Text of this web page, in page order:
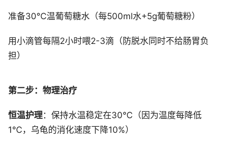
准备30℃温葡萄糖水（每500ml水+5g葡萄糖粉）
用小滴管每隔2小时喂2-3滴（防脱水同时不给肠胃负
担）
第二步：物理治疗
恒温护理：保持水温稳定在30℃（因为温度每降低
1℃，乌龟的消化速度下降10%）